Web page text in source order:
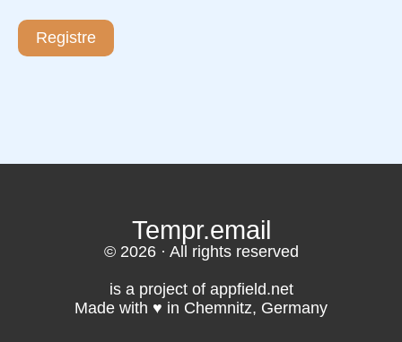
Registre
Tempr.email
© 2026 · All rights reserved
is a project of appfield.net
Made with ♥️ in Chemnitz, Germany